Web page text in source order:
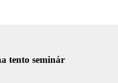
tento seminár